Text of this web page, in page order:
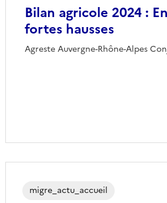
Bilan agricole 2024 :
fortes hausses
Agreste Auvergne-Rhône-Alpes
migre_actu_accueil